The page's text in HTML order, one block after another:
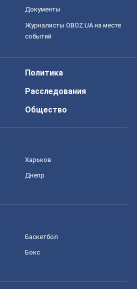
Документы
Журналисты OBOZ.UA на месте
событий
Политика
Расследования
Общество
Харьков
Днепр
Баскетбол
Бокс